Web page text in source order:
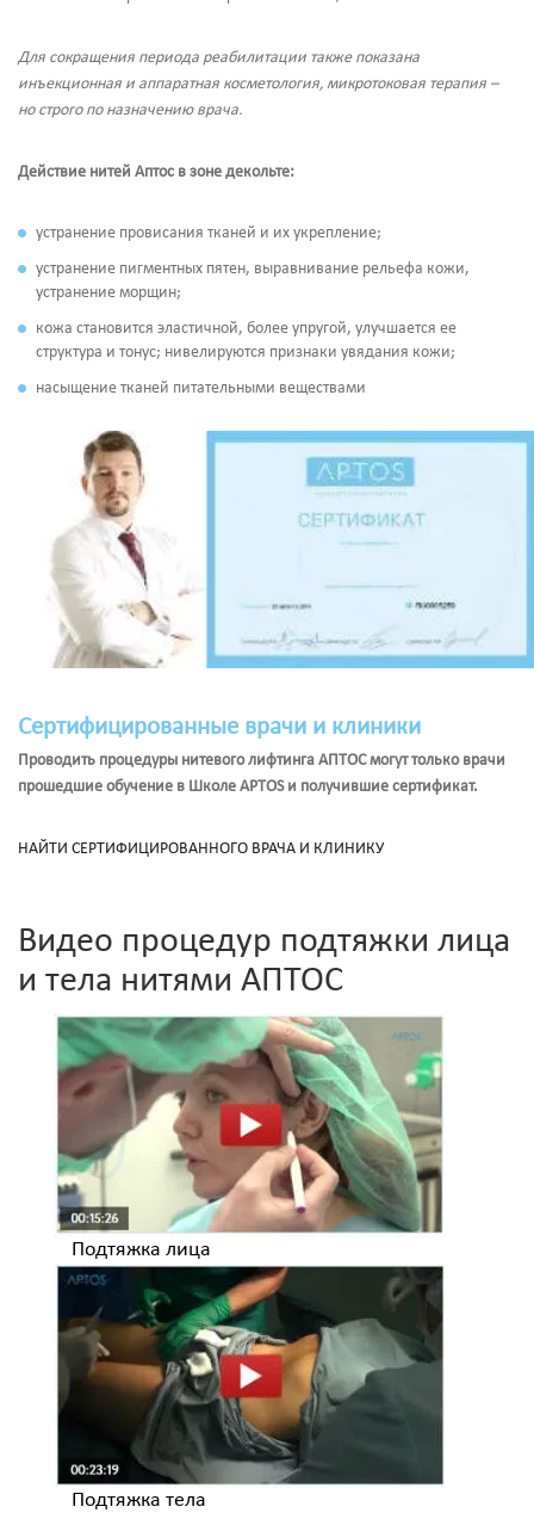
Для сокращения периода реабилитации также показана
инъекционная и аппаратная косметология, микротоковая терапия –
но строго по назначению врача.
Действие нитей Аптос в зоне декольте:
устранение провисания тканей и их укрепление;
устранение пигментных пятен, выравнивание рельефа кожи,
устранение морщин;
кожа становится эластичной, более упругой, улучшается ее
структура и тонус; нивелируются признаки увядания кожи;
насыщение тканей питательными веществами
Сертифицированные врачи и клиники
Проводить процедуры нитевого лифтинга АПТОС могут только врачи
прошедшие обучение в Школе APTOS и получившие сертификат.
НАЙТИ СЕРТИФИЦИРОВАННОГО ВРАЧА И КЛИНИКУ
Видео процедур подтяжки лица
и тела нитями АПТОС
Подтяжка лица
Подтяжка тела